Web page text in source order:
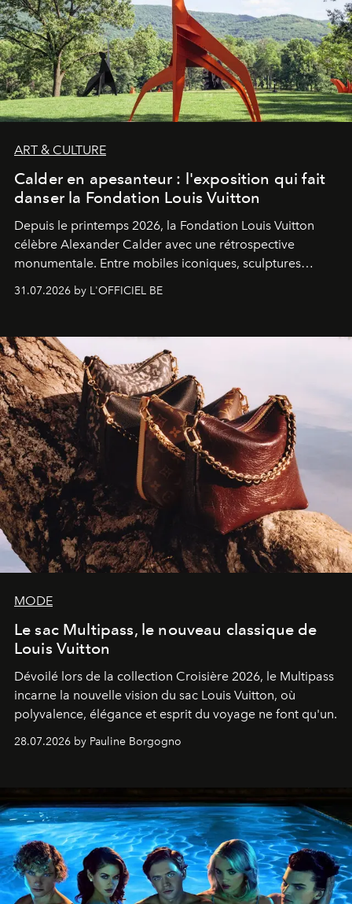
ART & CULTURE
Calder en apesanteur : l'exposition qui fait
danser la Fondation Louis Vuitton
Depuis le printemps 2026, la Fondation Louis Vuitton
célèbre Alexander Calder avec une rétrospective
monumentale. Entre mobiles iconiques, sculptures
monumentales et poésie du mouvement, l'artiste
américain investit les espaces imaginés par Frank Gehry
sculpture.
31.07.2026 by L'OFFICIEL BE
MODE
Le sac Multipass, le nouveau classique de
Louis Vuitton
Dévoilé lors de la collection Croisière 2026, le Multipass
incarne la nouvelle vision du sac Louis Vuitton, où
polyvalence, élégance et esprit du voyage ne font qu'un.
28.07.2026 by Pauline Borgogno